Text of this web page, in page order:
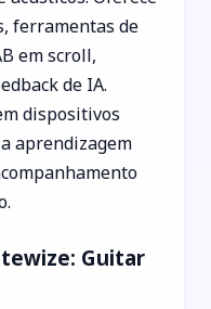
ferramentas de
em scroll,
de IA.
dispositivos
aprendizagem
Guitar